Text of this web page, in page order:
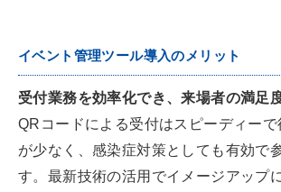
イベント管理ツール導入のメリット
受付業務を効率化でき、来場者の満足
QRコードによる受付はスピーディー
が少なく、感染症対策としても有効で
す。最新技術の活用でイメージアップ